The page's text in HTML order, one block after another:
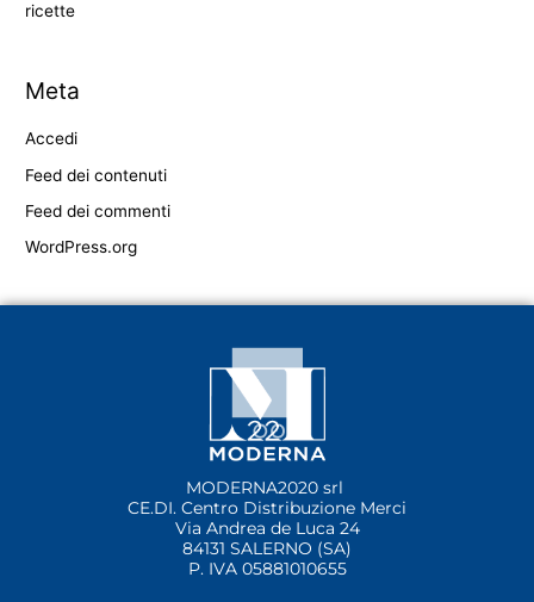
ricette
Meta
Accedi
Feed dei contenuti
Feed dei commenti
WordPress.org
MODERNA2020 srl
CE.DI. Centro Distribuzione Merci
Via Andrea de Luca 24
84131 SALERNO (SA)
P. IVA 05881010655